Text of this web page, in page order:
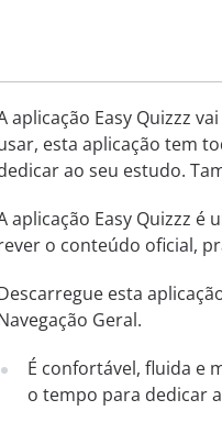
aplicação Easy Quizzz
esta aplicação tem
ao seu estudo.
aplicação Easy Quizzz
o conteúdo oficial,
esta
Geral.
É confortável, fluida e
o tempo para dedicar